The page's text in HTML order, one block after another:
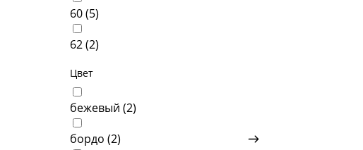
60 (5)
62 (2)
Цвет
бежевый (2)
бордо (2)